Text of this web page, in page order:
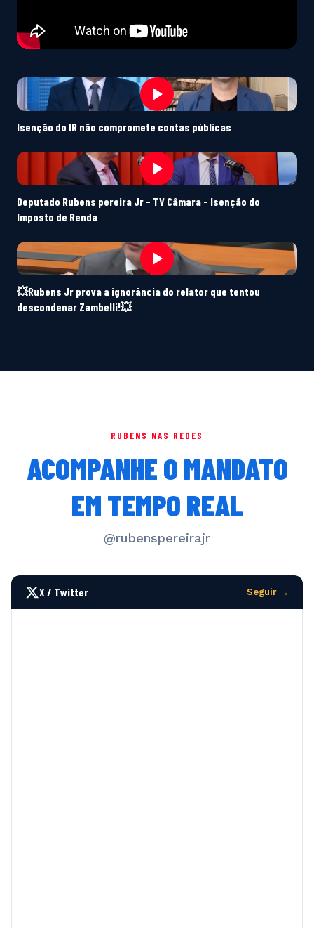
Isenção do IR não compromete contas públicas
Deputado Rubens pereira Jr - TV Câmara - Isenção do
Imposto de Renda
💥Rubens Jr prova a ignorância do relator que tentou
descondenar Zambelli!💥
RUBENS NAS REDES
ACOMPANHE O MANDATO
EM TEMPO REAL
@rubenspereirajr
X / Twitter Seguir →